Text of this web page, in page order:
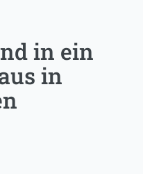
in ein
in